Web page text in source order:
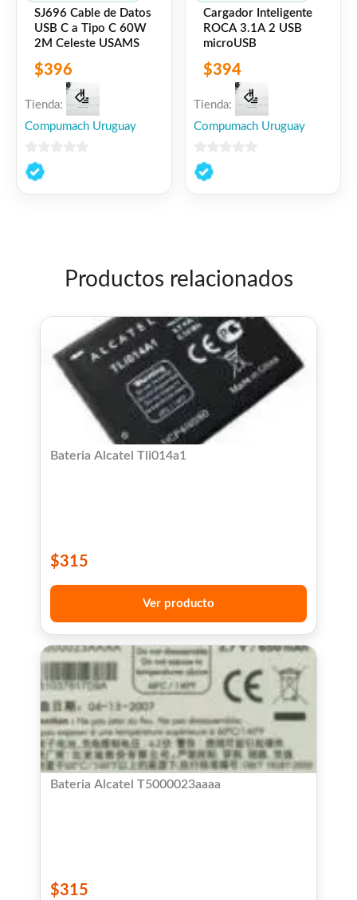
SJ696 Cable de Datos
USB C a Tipo C 60W
2M Celeste USAMS
$396
Tienda:
Compumach Uruguay
0
de
Cargador Inteligente
ROCA 3.1A 2 USB
microUSB
$394
Tienda:
Compumach Uruguay
0
de
Productos relacionados
Bateria Alcatel Tli014a1
$315
Ver producto
Bateria Alcatel T5000023aaaa
$315